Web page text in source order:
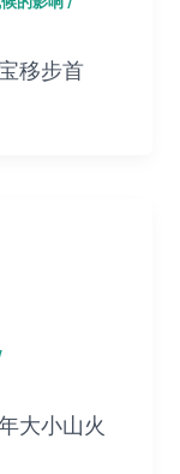
移步首
大小山火